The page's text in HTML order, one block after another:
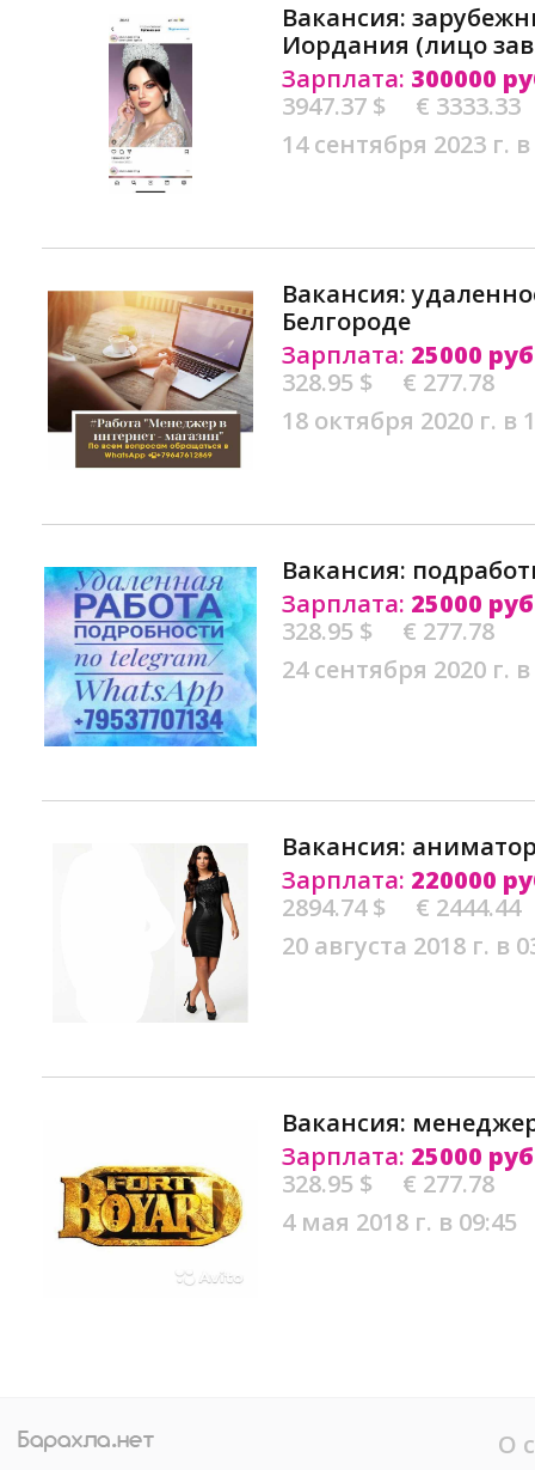
Вакансия:
Иордания (лицо
Зарплата: 300000
3947.37 $
€ 3333.33
14 сентября 2023 г.
Вакансия:
Белгороде
Зарплата: 25000
328.95 $
€ 277.78
18 октября 2020 г. в
Вакансия:
Зарплата: 25000
328.95 $
€ 277.78
24 сентября 2020 г.
Вакансия:
Зарплата: 220000
2894.74 $
€ 2444.44
20 августа 2018 г. в
Вакансия:
Зарплата: 25000
328.95 $
€ 277.78
4 мая 2018 г. в 09:45
О